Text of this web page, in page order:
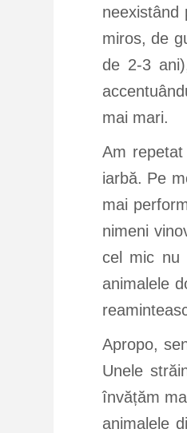
neexistând
miros, de
de 2-3
mai mari.
Am
iarbă. Pe
mai
nimeni
cel mic nu
animalele
Apropo,
Unele
învățăm
animalele